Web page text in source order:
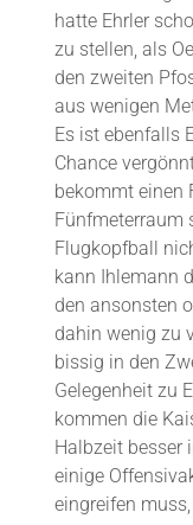
hatte Ehrler
zu stellen, als
den zweiten
aus wenigen
Es ist ebenfalls
Chance
bekommt einen
Fünfmeterraum
Flugkopfball
kann Ihlemann
den ansonsten
dahin wenig zu
bissig in den
Gelegenheit zu
kommen die
Halbzeit besser
einige
eingreifen